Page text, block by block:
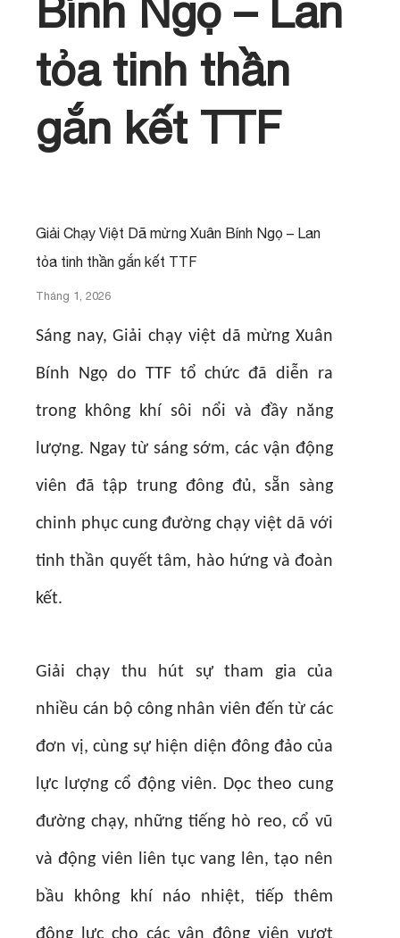
Bính Ngọ – Lan
tỏa tinh thần
gắn kết TTF
Giải Chạy Việt Dã mừng Xuân Bính Ngọ – Lan
tỏa tinh thần gắn kết TTF
Tháng 1, 2026
Sáng nay, Giải chạy việt dã mừng Xuân
Bính Ngọ do TTF tổ chức đã diễn ra
trong không khí sôi nổi và đầy năng
lượng. Ngay từ sáng sớm, các vận động
viên đã tập trung đông đủ, sẵn sàng
chinh phục cung đường chạy việt dã với
tinh thần quyết tâm, hào hứng và đoàn
kết.
Giải chạy thu hút sự tham gia của
nhiều cán bộ công nhân viên đến từ các
đơn vị, cùng sự hiện diện đông đảo của
lực lượng cổ động viên. Dọc theo cung
đường chạy, những tiếng hò reo, cổ vũ
và động viên liên tục vang lên, tạo nên
bầu không khí náo nhiệt, tiếp thêm
động lực cho các vận động viên vượt